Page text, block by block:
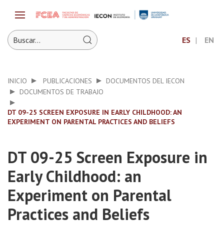
ES EN
INICIO PUBLICACIONES
DOCUMENTOS DEL IECON
DOCUMENTOS DE TRABAJO
DT 09-25 SCREEN EXPOSURE IN EARLY CHILDHOOD: AN
EXPERIMENT ON PARENTAL PRACTICES AND BELIEFS
DT 09-25 Screen Exposure in
Early Childhood: an
Experiment on Parental
Practices and Beliefs